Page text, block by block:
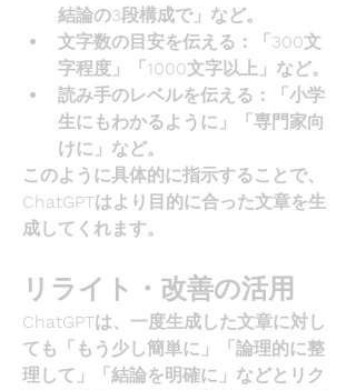
結論の3段構成で」など。
文字数の目安を伝える ：「300文
字程度」「1000文字以上」など。
読み手のレベルを伝える ：「小学
生にもわかるように」「専門家向
けに」など。
このように具体的に指示することで、
ChatGPTはより目的に合った文章を生
成してくれます。
リライト・改善の活用
ChatGPTは、一度生成した文章に対し
ても「もう少し簡単に」「論理的に整
理して」「結論を明確に」などとリク